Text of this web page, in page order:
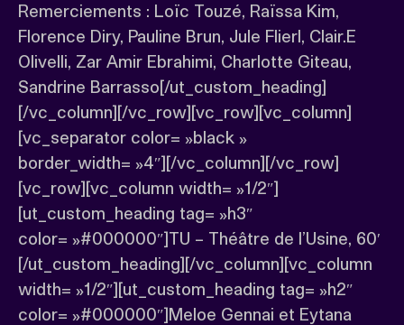
Remerciements : Loïc Touzé, Raïssa Kim,
Florence Diry, Pauline Brun, Jule Flierl, Clair.E
Olivelli, Zar Amir Ebrahimi, Charlotte Giteau,
Sandrine Barrasso[/ut_custom_heading]
[/vc_column][/vc_row][vc_row][vc_column]
[vc_separator color= »black »
border_width= »4″][/vc_column][/vc_row]
[vc_row][vc_column width= »1/2″]
[ut_custom_heading tag= »h3″
color= »#000000″]TU – Théâtre de l’Usine, 60′
[/ut_custom_heading][/vc_column][vc_column
width= »1/2″][ut_custom_heading tag= »h2″
color= »#000000″]Meloe Gennai et Eytana